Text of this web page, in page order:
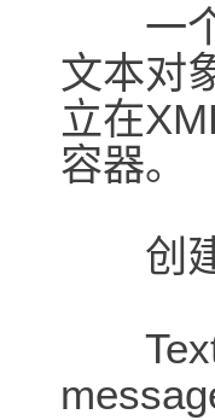
一个
文本对
立在
容器。
创建